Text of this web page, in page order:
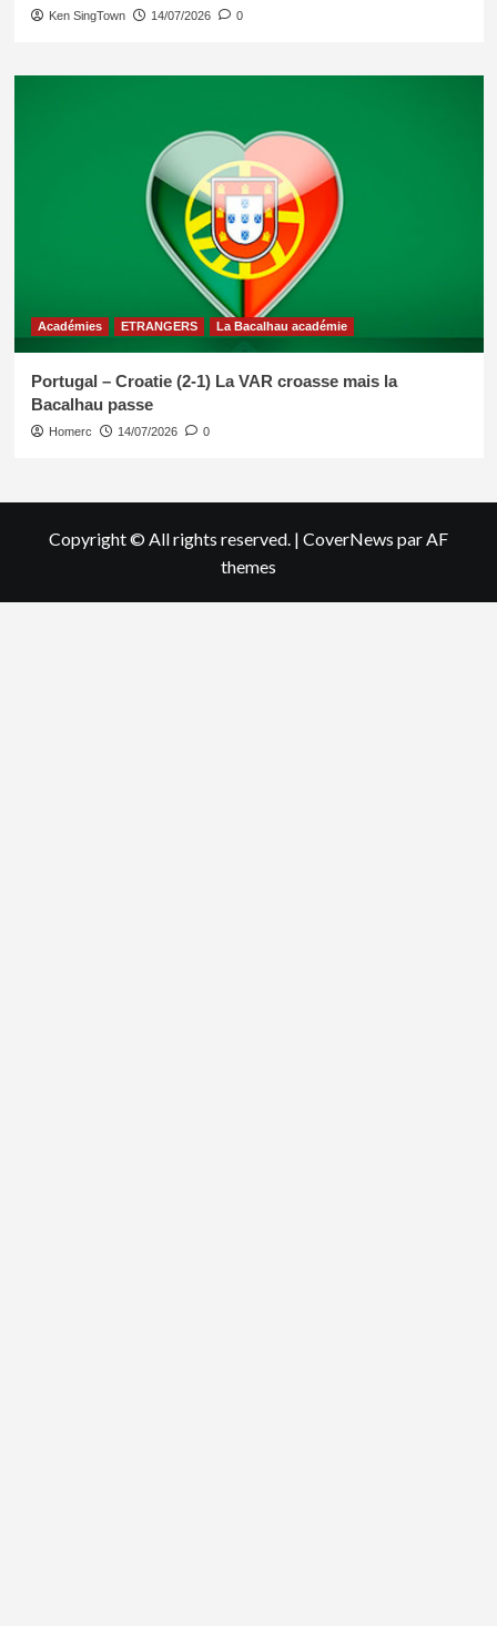
Ken SingTown 14/07/2026 0
Académies ETRANGERS La Bacalhau académie
Portugal – Croatie (2-1) La VAR croasse mais la
Bacalhau passe
Homerc 14/07/2026 0
Copyright © All rights reserved. | CoverNews par AF
themes